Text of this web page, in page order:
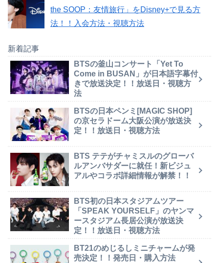
the SOOP：友情旅行」をDisney+で見る方
法！！入会方法・視聴方法
新着記事
BTSの釜山コンサート「Yet To
Come in BUSAN」が日本語字幕付
きで放送決定！！放送日・視聴方
法
BTSの日本ペンミ[MAGIC SHOP]
の京セラドーム大阪公演が放送決
定！！放送日・視聴方法
BTS テテがチャミスルのグローバ
ルアンバサダーに就任！新ビジュ
アルやコラボ詳細情報が解禁！！
BTS初の日本スタジアムツアー
「SPEAK YOURSELF」のヤンマ
ースタジアム長居公演が放送決
定！！放送日・視聴方法
BT21のめじるしミニチャームが発
売決定！！発売日・購入方法